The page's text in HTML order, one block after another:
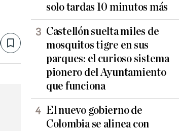
Save
solo tardas 10 minutos más
Castellón suelta miles de
mosquitos tigre en sus
parques: el curioso sistema
pionero del Ayuntamiento
que funciona
El nuevo gobierno de
Colombia se alinea con